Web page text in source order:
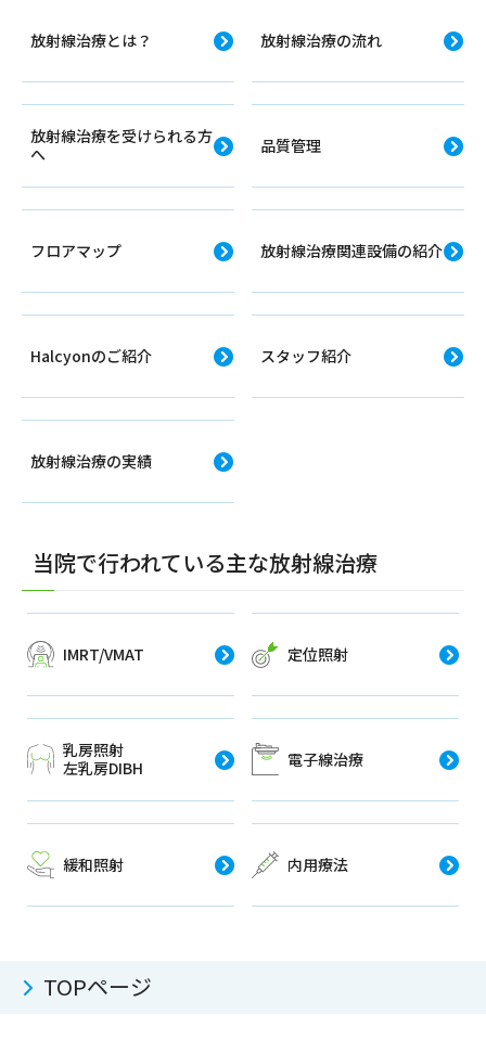
放射線治療とは？ 放射線治療の流れ
放射線治療を受けられる方
へ
品質管理
フロアマップ 放射線治療関連設備の紹介
Halcyonのご紹介 スタッフ紹介
放射線治療の実績
当院で行われている主な放射線治療
IMRT/VMAT 定位照射
乳房照射
左乳房DIBH
電子線治療
緩和照射 内用療法
TOPページ